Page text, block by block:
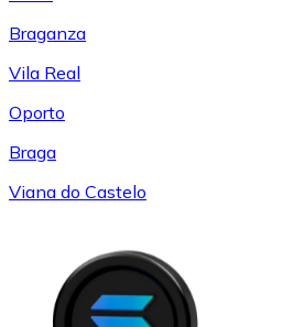
Braganza
Vila Real
Oporto
Braga
Viana do Castelo